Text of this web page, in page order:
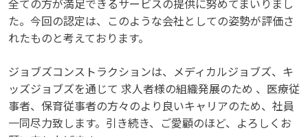
全ての方が満足できるサービスの提供に努めてまいりまし
た。今回の認定は、このような会社としての姿勢が評価さ
れたものと考えております。
ジョブズコンストラクションは、メディカルジョブズ、キ
ッズジョブズを通じて 求人者様の組織発展のため 、医療従
事者、保育従事者の方々のより良いキャリアのため、社員
一同尽力致します。引き続き、ご愛顧のほど、よろしくお